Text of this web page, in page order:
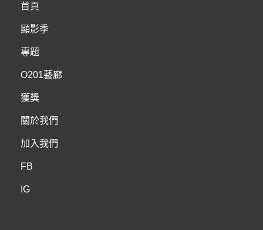
首頁
顯影季
專題
O201藝廊
獲獎
關於我們
加入我們
FB
IG